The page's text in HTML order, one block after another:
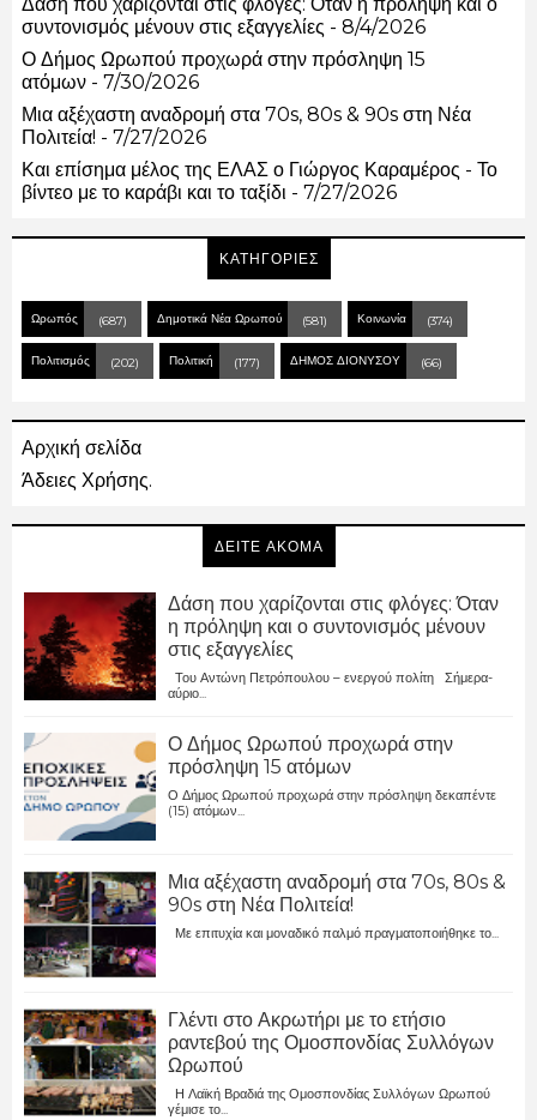
συντονισμός μένουν στις εξαγγελίες - 8/4/2026
Ο Δήμος Ωρωπού προχωρά στην πρόσληψη 15
ατόμων - 7/30/2026
Μια αξέχαστη αναδρομή στα 70s, 80s & 90s στη Νέα
Πολιτεία! - 7/27/2026
Και επίσημα μέλος της ΕΛΑΣ ο Γιώργος Καραμέρος - Το
βίντεο με το καράβι και το ταξίδι - 7/27/2026
ΚΑΤΗΓΟΡΙΕΣ
Ωρωπός (687) Δημοτικά Νέα Ωρωπού (581) Κοινωνία (374)
Πολιτισμός (202) Πολιτική (177) ΔΗΜΟΣ ΔΙΟΝΥΣΟΥ (66)
Αρχική σελίδα
Άδειες Χρήσης.
ΔΕΙΤΕ ΑΚΟΜΑ
Δάση που χαρίζονται στις φλόγες: Όταν
η πρόληψη και ο συντονισμός μένουν
στις εξαγγελίες
Του Αντώνη Πετρόπουλου – ενεργού πολίτη Σήμερα-
αύριο...
Ο Δήμος Ωρωπού προχωρά στην
πρόσληψη 15 ατόμων
Ο Δήμος Ωρωπού προχωρά στην πρόσληψη δεκαπέντε
(15) ατόμων...
Μια αξέχαστη αναδρομή στα 70s, 80s &
90s στη Νέα Πολιτεία!
Με επιτυχία και μοναδικό παλμό πραγματοποιήθηκε το...
Γλέντι στο Ακρωτήρι με το ετήσιο
ραντεβού της Ομοσπονδίας Συλλόγων
Ωρωπού
Η Λαϊκή Βραδιά της Ομοσπονδίας Συλλόγων Ωρωπού
γέμισε το...